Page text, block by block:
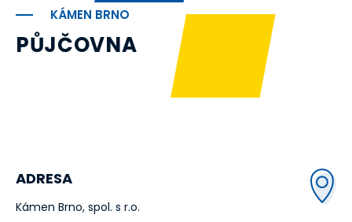
KÁMEN BRNO
PŮJČOVNA
ADRESA
Kámen Brno, spol. s r.o.